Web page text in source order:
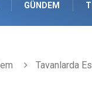
GÜNDEM
Tavanlarda